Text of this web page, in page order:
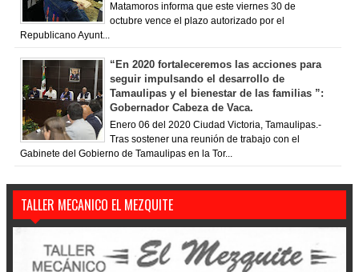
Matamoros informa que este viernes 30 de
octubre vence el plazo autorizado por el
Republicano Ayunt...
“En 2020 fortaleceremos las acciones para
seguir impulsando el desarrollo de
Tamaulipas y el bienestar de las familias ”:
Gobernador Cabeza de Vaca.
Enero 06 del 2020 Ciudad Victoria, Tamaulipas.-
Tras sostener una reunión de trabajo con el
Gabinete del Gobierno de Tamaulipas en la Tor...
TALLER MECANICO EL MEZQUITE